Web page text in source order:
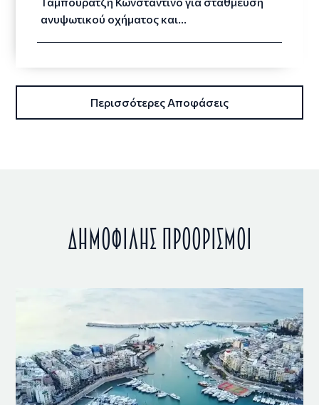
ανυψωτικού οχήματος και…
Περισσότερες Aποφάσεις
ΔΗΜΟΦΙΛΗΣ ΠΡΟΟΡΙΣΜΟΙ